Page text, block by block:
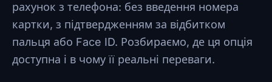
рахунок з телефона: без введення номера
картки, з підтвердженням за відбитком
пальця або Face ID. Розбираємо, де ця опція
доступна і в чому її реальні переваги.